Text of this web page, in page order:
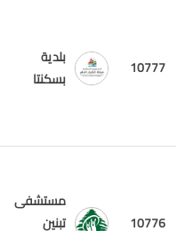
10777
بلدية
بسكنتا
10776
مستشفى
تبنين